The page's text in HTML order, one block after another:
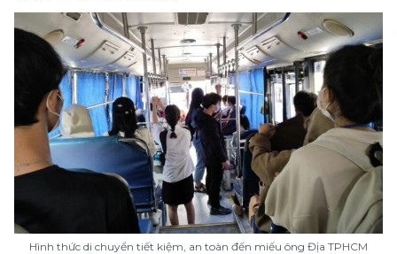
Hình thức di chuyển tiết kiệm, an toàn đến miếu ông Địa TPHCM